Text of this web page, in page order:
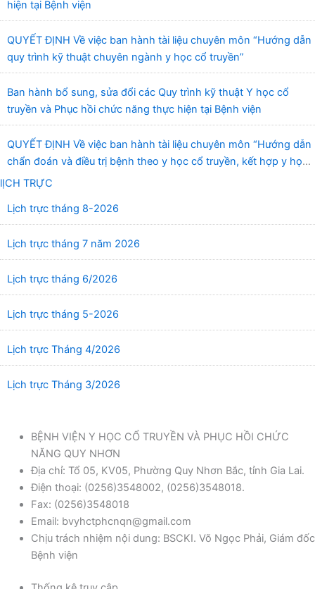
hiện tại Bệnh viện
QUYẾT ĐỊNH Về việc ban hành tài liệu chuyên môn “Hướng dẫn
quy trình kỹ thuật chuyên ngành y học cổ truyền”
Ban hành bổ sung, sửa đổi các Quy trình kỹ thuật Y học cổ
truyền và Phục hồi chức năng thực hiện tại Bệnh viện
QUYẾT ĐỊNH Về việc ban hành tài liệu chuyên môn “Hướng dẫn
chẩn đoán và điều trị bệnh theo y học cổ truyền, kết hợp y học
cổ truyền với y học hiện đại”
lỊCH TRỰC
Lịch trực tháng 8-2026
Lịch trực tháng 7 năm 2026
Lịch trực tháng 6/2026
Lịch trực tháng 5-2026
Lịch trực Tháng 4/2026
Lịch trực Tháng 3/2026
BỆNH VIỆN Y HỌC CỔ TRUYỀN VÀ PHỤC HỒI CHỨC
NĂNG QUY NHƠN
Địa chỉ: Tổ 05, KV05, Phường Quy Nhơn Bắc, tỉnh Gia Lai.
Điện thoại: (0256)3548002, (0256)3548018.
Fax: (0256)3548018
Email: bvyhctphcnqn@gmail.com
Chịu trách nhiệm nội dung: BSCKI. Võ Ngọc Phải, Giám đốc
Bệnh viện